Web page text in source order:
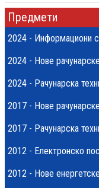
Предмети
2024 - Информациони
2024 - Нове
2024 - Рачунарска
2017 - Нове
2017 - Рачунарска
2012 - Електронско
2012 - Нове